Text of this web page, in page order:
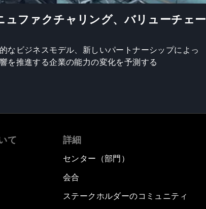
ュファクチャリング、バリューチェー
なビジネスモデル、新しいパートナーシップによっ
を推進する企業の能力の変化を予測する
て 詳細
センター（部門）
会合
ステークホルダーのコミュニティ